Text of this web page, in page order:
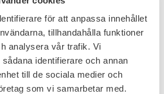
för att anpassa innehållet
tillhandahålla funktioner
analysera vår trafik. Vi
identifierare och annan
till de sociala medier och
som vi samarbetar med.
Add to favorites